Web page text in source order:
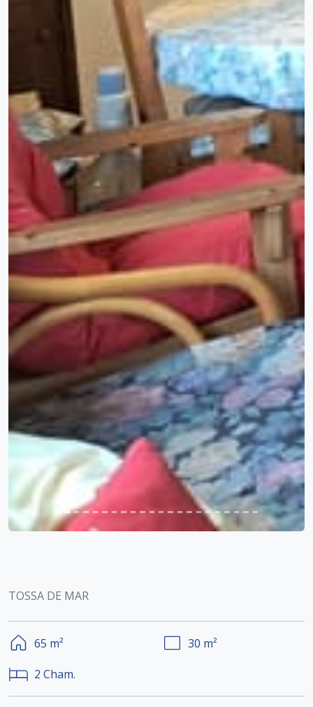
TOSSA DE MAR
65 m² 30 m²
2 Cham.